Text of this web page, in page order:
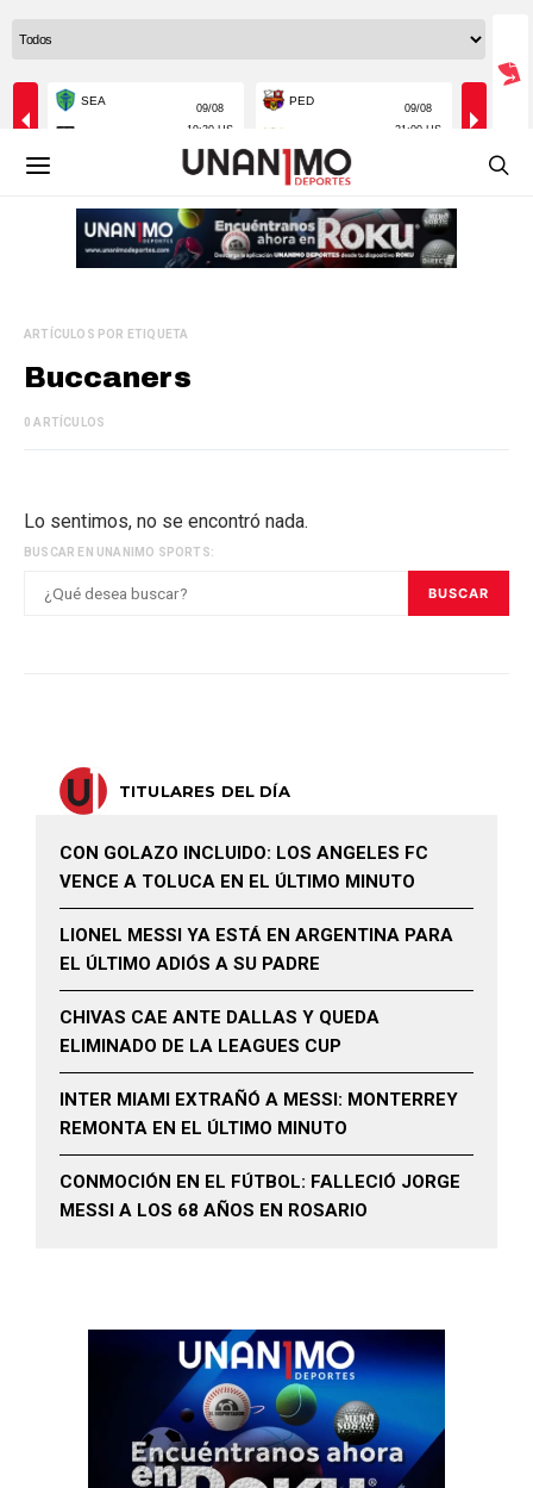
ARTÍCULOS POR ETIQUETA
Buccaners
0 ARTÍCULOS
Lo sentimos, no se encontró nada.
BUSCAR EN UNANIMO SPORTS:
BUSCAR
TITULARES DEL DÍA
CON GOLAZO INCLUIDO: LOS ANGELES FC
VENCE A TOLUCA EN EL ÚLTIMO MINUTO
LIONEL MESSI YA ESTÁ EN ARGENTINA PARA
EL ÚLTIMO ADIÓS A SU PADRE
CHIVAS CAE ANTE DALLAS Y QUEDA
ELIMINADO DE LA LEAGUES CUP
INTER MIAMI EXTRAÑÓ A MESSI: MONTERREY
REMONTA EN EL ÚLTIMO MINUTO
CONMOCIÓN EN EL FÚTBOL: FALLECIÓ JORGE
MESSI A LOS 68 AÑOS EN ROSARIO